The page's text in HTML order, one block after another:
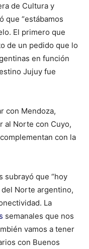
de Cultura y
que “estábamos
El primero que
de un pedido que lo
en función
Jujuy fue
con Mendoza,
al Norte con Cuyo,
con la
subrayó que “hoy
Norte argentino,
La
semanales que nos
vamos a tener
con Buenos